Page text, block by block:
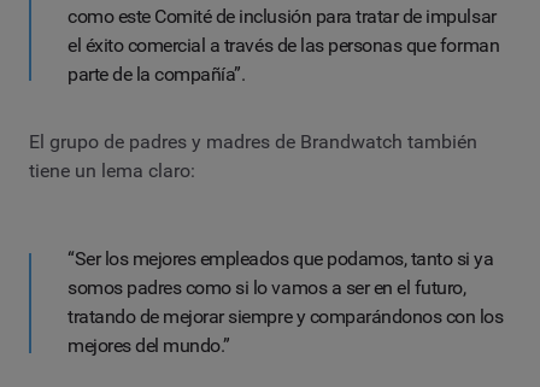
como este Comité de inclusión para tratar de impulsar
el éxito comercial a través de las personas que forman
parte de la compañía”.
El grupo de padres y madres de Brandwatch también
tiene un lema claro:
“Ser los mejores empleados que podamos, tanto si ya
somos padres como si lo vamos a ser en el futuro,
tratando de mejorar siempre y comparándonos con los
mejores del mundo.”